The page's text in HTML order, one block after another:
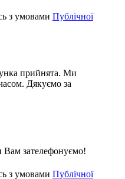
з умовами Публічної
прийнята. Ми
Дякуємо за
Вам зателефонуємо!
з умовами Публічної